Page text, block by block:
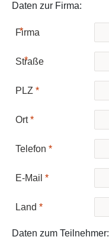
Daten zur Firma:
Firma
Straße
PLZ
Ort
Telefon
E-Mail
Land
Daten zum Teilnehmer: